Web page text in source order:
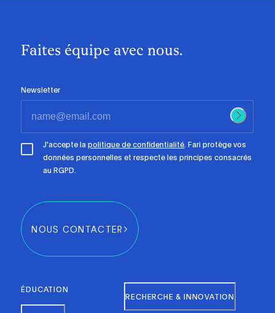
Faites équipe avec nous.
Newsletter
J'accepte lapolitique de confidentialité. Fari protège vos
données personnelles et respecte les principes consacrés
au RGPD.
NOUS CONTACTER
ÉDUCATION
RECHERCHE & INNOVATION